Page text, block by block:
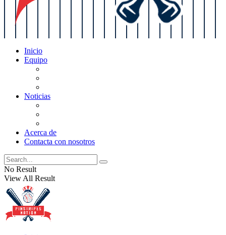
Inicio
Equipo
Noticias
Acerca de
Contacta con nosotros
No Result
View All Result